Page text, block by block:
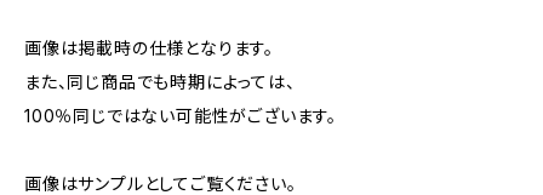
画像は掲載時の仕様となります。
また、同じ商品でも時期によっては、
100％同じではない可能性がございます。
画像はサンプルとしてご覧ください。